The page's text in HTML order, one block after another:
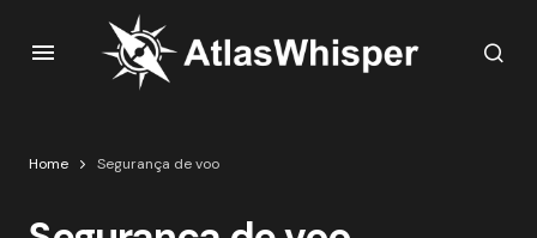
Home Segurança de voo